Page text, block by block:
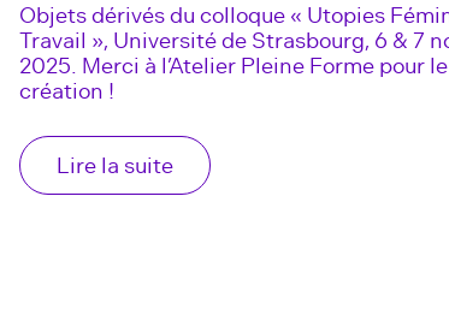
Objets dérivés du colloque « Utopies
Travail », Université de Strasbourg, 6 & 7
2025. Merci à l’Atelier Pleine Forme pour
création !
Lire la suite